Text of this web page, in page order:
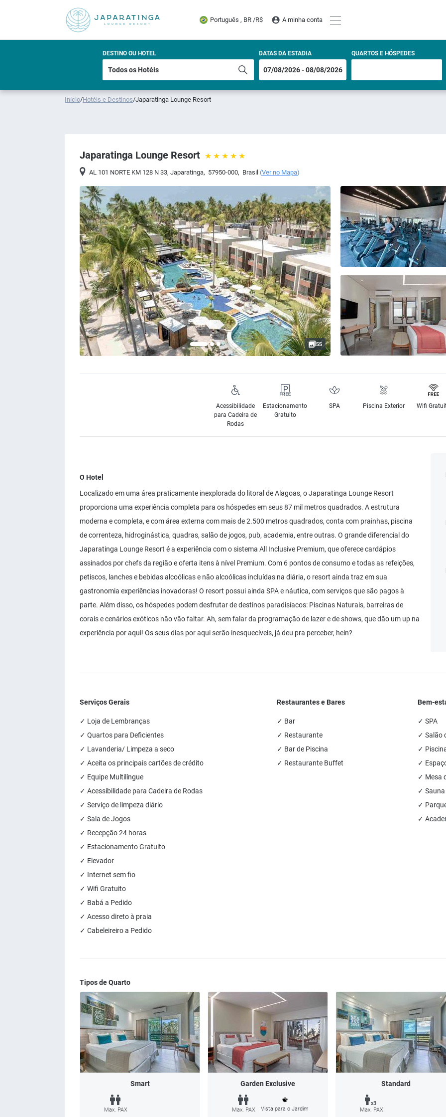
Português , BR /R$ A minha conta
DESTINO OU HOTEL DATAS DA ESTADIA QUARTOS E HÓSPEDES
Início/Hotéis e Destinos/Japaratinga Lounge Resort
Japaratinga Lounge Resort
AL 101 NORTE KM 128 N 33,Japaratinga, 57950-000, Brasil (Ver no Mapa)
55
Acessibilidade
para Cadeira de
Rodas
Estacionamento
Gratuito
SPA Piscina Exterior Wifi
O Hotel
Localizado em uma área praticamente inexplorada do litoral de Alagoas, o Japaratinga Lounge Resort
proporciona uma experiência completa para os hóspedes em seus 87 mil metros quadrados. A estrutura
moderna e completa, e com área externa com mais de 2.500 metros quadrados, conta com prainhas, piscina
de correnteza, hidroginástica, quadras, salão de jogos, pub, academia, entre outras. O grande diferencial do
Japaratinga Lounge Resort é a experiência com o sistema All Inclusive Premium, que oferece cardápios
assinados por chefs da região e oferta itens à nível Premium. Com 6 pontos de consumo e todas as refeições,
petiscos, lanches e bebidas alcoólicas e não alcoólicas incluídas na diária, o resort ainda traz em sua
gastronomia experiências inovadoras! O resort possui ainda SPA e náutica, com serviços que são pagos à
parte. Além disso, os hóspedes podem desfrutar de destinos paradisíacos: Piscinas Naturais, barreiras de
corais e cenários exóticos não vão faltar. Ah, sem falar da programação de lazer e de shows, que dão um up na
experiência por aqui! Os seus dias por aqui serão inesquecíveis, já deu pra perceber, hein?
Serviços Gerais
✓ Loja de Lembranças
✓ Quartos para Deficientes
✓ Lavanderia/ Limpeza a seco
✓ Aceita os principais cartões de crédito
✓ Equipe Multilíngue
✓ Acessibilidade para Cadeira de Rodas
✓ Serviço de limpeza diário
✓ Sala de Jogos
✓ Recepção 24 horas
✓ Estacionamento Gratuito
✓ Elevador
✓ Internet sem fio
✓ Wifi Gratuito
✓ Babá a Pedido
✓ Acesso direto à praia
✓ Cabeleireiro a Pedido
Restaurantes e Bares
✓ Bar
✓ Restaurante
✓ Bar de Piscina
✓ Restaurante Buffet
Bem-
✓ SPA
✓ Salão
✓
✓
✓ Mesa
✓ Sauna
✓
✓
Tipos de Quarto
Smart
Max. PAX
Garden Exclusive
Max. PAX Vista para o Jardim
Standard
x3
Max. PAX